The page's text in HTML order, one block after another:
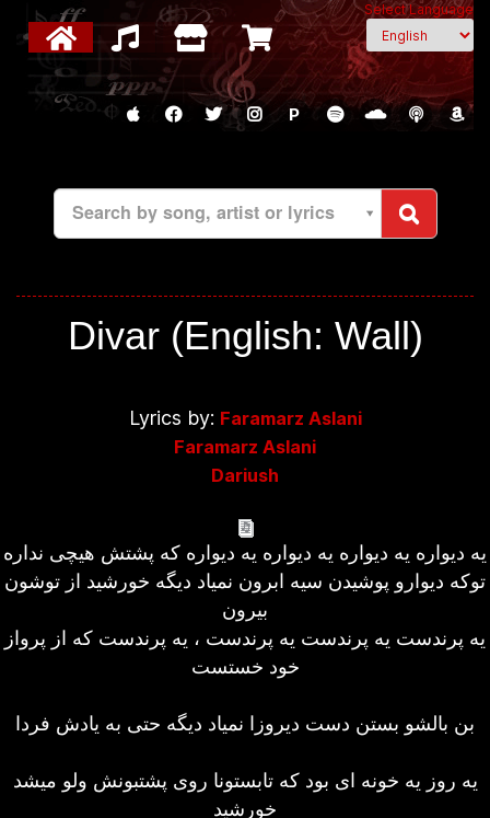
Select Language
P
Search by song, artist or lyrics
Divar (English: Wall)
Lyrics by: Faramarz Aslani
Faramarz Aslani
Dariush
یه دیواره یه دیواره یه دیواره یه دیواره که پشتش هیچی نداره
توکه دیوارو پوشیدن سیه ابرون نمیاد دیگه خورشید از توشون
بیرون
یه پرندست یه پرندست یه پرندست ، یه پرندست که از پرواز
خود خستست
بن بالشو بستن دست دیروزا نمیاد دیگه حتی به یادش فردا
یه روز یه خونه ای بود که تابستونا روی پشتبونش ولو میشد
خورشید